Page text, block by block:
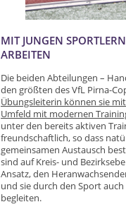
MIT JUNGEN
ARBEITEN
Die beiden Abteilungen –
den größten des VfL Pirna-
Übungsleiterin können sie
Umfeld mit modernen
unter den bereits aktiven
freundschaftlich, so dass
gemeinsamen Austausch
sind auf Kreis- und
Ansatz, den
und sie durch den Sport
begleiten.